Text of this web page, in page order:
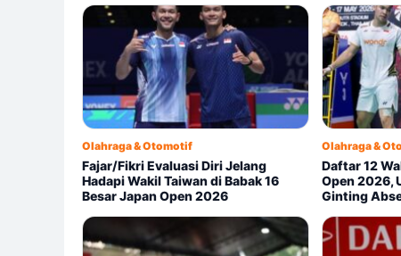
Olahraga & Otomotif
Fajar/Fikri Evaluasi Diri Jelang
Hadapi Wakil Taiwan di Babak 16
Besar Japan Open 2026
Olahraga &
Daftar 12
Open 2026,
Ginting